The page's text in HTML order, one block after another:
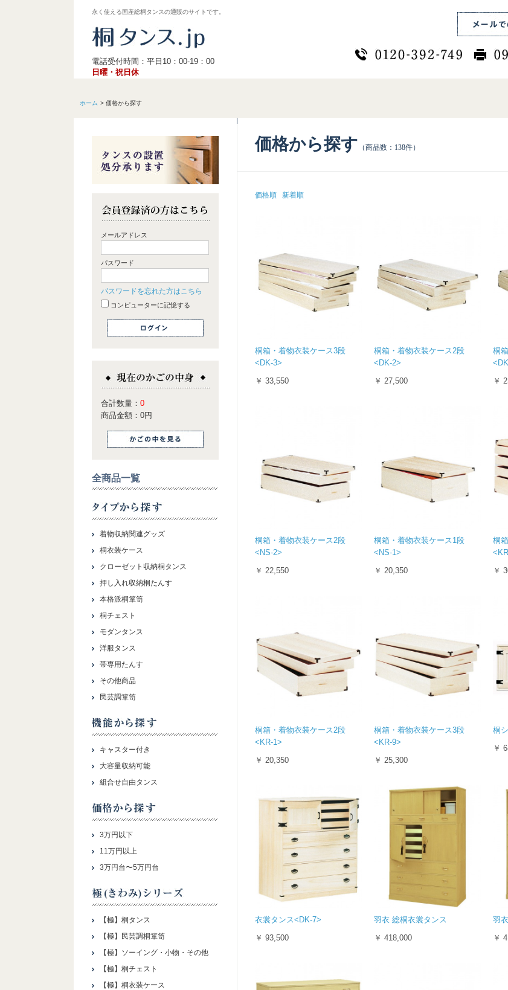
永く使える国産総桐タンスの通販のサイトです。
電話受付時間：平日10：00-19：00
日曜・祝日休
ホーム 価格から探す
メールアドレス
パスワード
パスワードを忘れた方はこちら
コンピューターに記憶する
合計数量： 0
商品金額： 0円
全商品一覧
着物収納関連グッズ
桐衣装ケース
クローゼット収納桐タンス
押し入れ収納桐たんす
本格派桐箪笥
桐チェスト
モダンタンス
洋服タンス
帯専用たんす
その他商品
民芸調箪笥
キャスター付き
大容量収納可能
組合せ自由タンス
3万円以下
11万円以上
3万円台〜5万円台
【極】桐タンス
【極】民芸調桐箪笥
【極】ソーイング・小物・その他
【極】桐チェスト
【極】桐衣装ケース
価格から探す （商品数：138件）
価格順 新着順
桐箱・着物衣装ケース3段
<DK-3>
￥ 33,550
桐箱・着物衣装ケース2段
<DK-2>
￥ 27,500
桐
￥
桐箱・着物衣装ケース2段
<NS-2>
￥ 22,550
桐箱・着物衣装ケース1段
<NS-1>
￥ 20,350
桐
￥
桐箱・着物衣装ケース2段
<KR-1>
￥ 20,350
桐箱・着物衣装ケース3段
<KR-9>
￥ 25,300
桐
￥
衣裳タンス<DK-7>
￥ 93,500
羽衣 総桐衣裳タンス
￥ 418,000
羽
￥